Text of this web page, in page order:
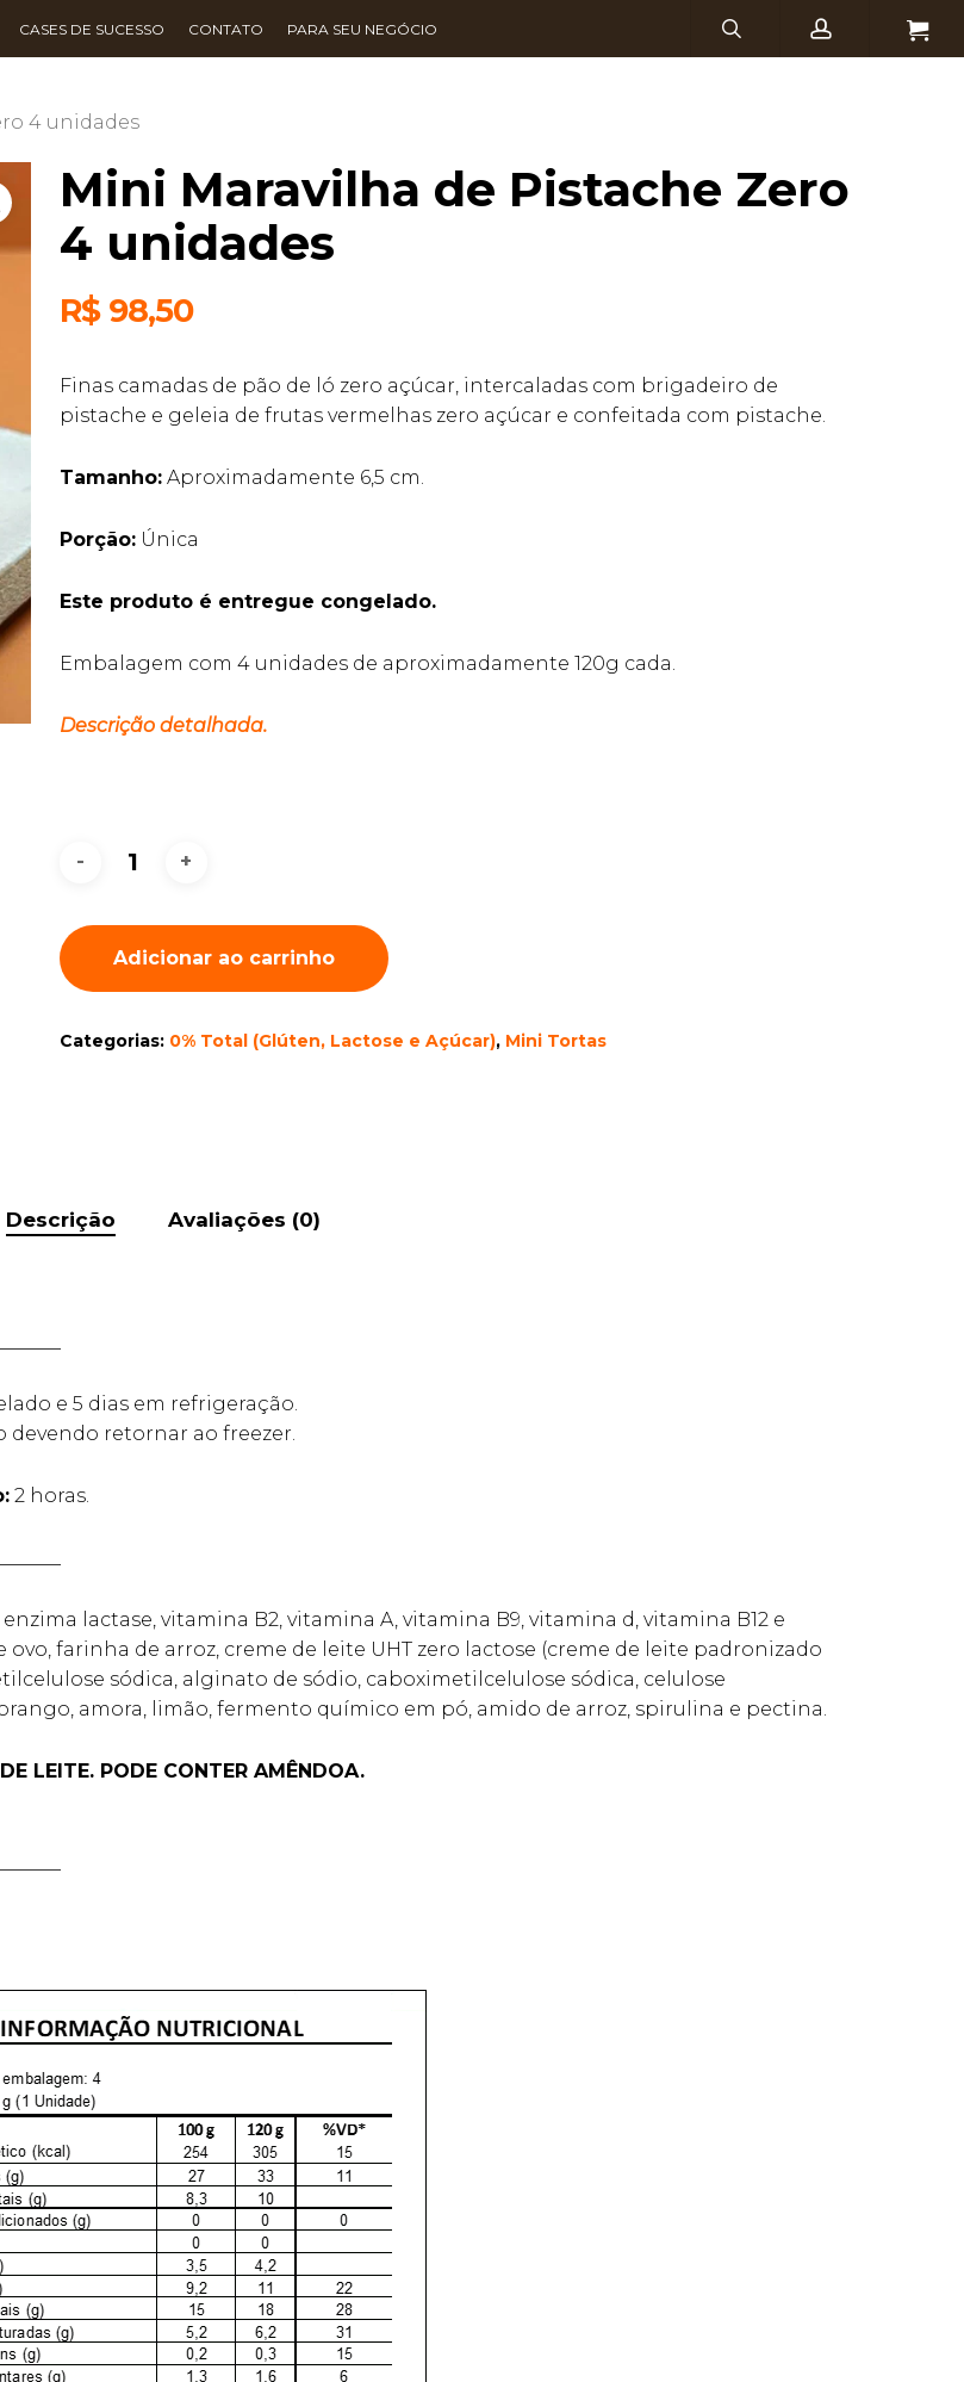
CASES DE SUCESSO CONTATO PARA SEU NEGÓCIO
account
4 unidades
Mini Maravilha de Pistache Zero
4 unidades
R$98,50
Finas camadas de pão de ló zero açúcar, intercaladas com brigadeiro de
pistache e geleia de frutas vermelhas zero açúcar e confeitada com pistache.
Tamanho:Aproximadamente 6,5 cm.
Porção:Única
Este produto é entregue congelado.
Embalagem com 4 unidades de aproximadamente 120g cada.
Descrição detalhada.
Adicionar ao carrinho
Categorias: 0% Total (Glúten, Lactose e Açúcar), Mini Tortas
Descrição Avaliações (0)
e 5 dias em refrigeração.
retornar ao freezer.
2 horas.
lactase, vitamina B2, vitamina A, vitamina B9, vitamina d, vitamina B12 e
ovo, farinha de arroz, creme de leite UHT zero lactose (creme de leite padronizado
sódica, alginato de sódio, caboximetilcelulose sódica, celulose
amora, limão, fermento químico em pó, amido de arroz, spirulina e pectina.
LEITE. PODE CONTER AMÊNDOA.